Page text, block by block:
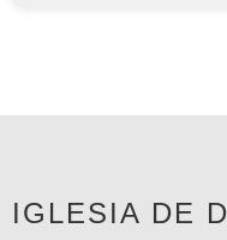
IGLESIA DE